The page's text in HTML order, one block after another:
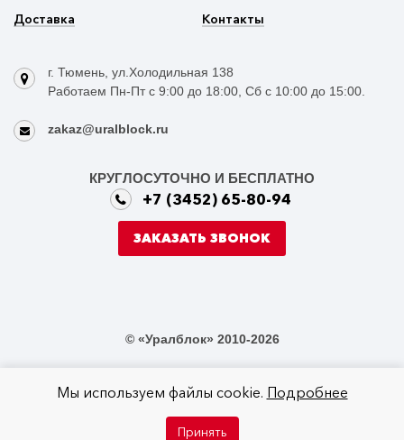
Доставка
Контакты
г. Тюмень, ул.Холодильная 138
Работаем Пн-Пт с 9:00 до 18:00, Сб с 10:00 до 15:00.
zakaz@uralblock.ru
КРУГЛОСУТОЧНО И БЕСПЛАТНО
+7 (3452) 65-80-94
ЗАКАЗАТЬ ЗВОНОК
© «Уралблок» 2010-2026
Не является публичной офертой в соответствии со статьей 437 ГК РФ
Мы используем файлы cookie. Подробнее
Принять